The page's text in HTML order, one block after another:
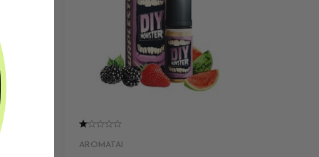
AROMATAI